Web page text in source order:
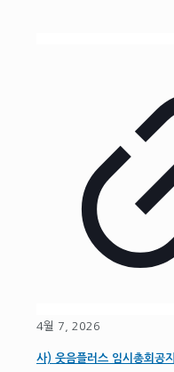
4월 7, 2026
사) 웃음플러스 임시총회공지